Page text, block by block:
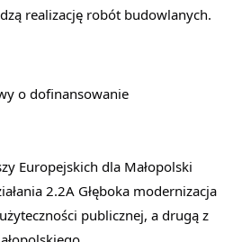
realizację robót budowlanych.
o dofinansowanie
Europejskich dla Małopolski
2.2A Głęboka modernizacja
publicznej, a drugą z